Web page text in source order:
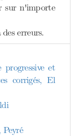
sur n'importe
erreurs.
et
corrigés, El